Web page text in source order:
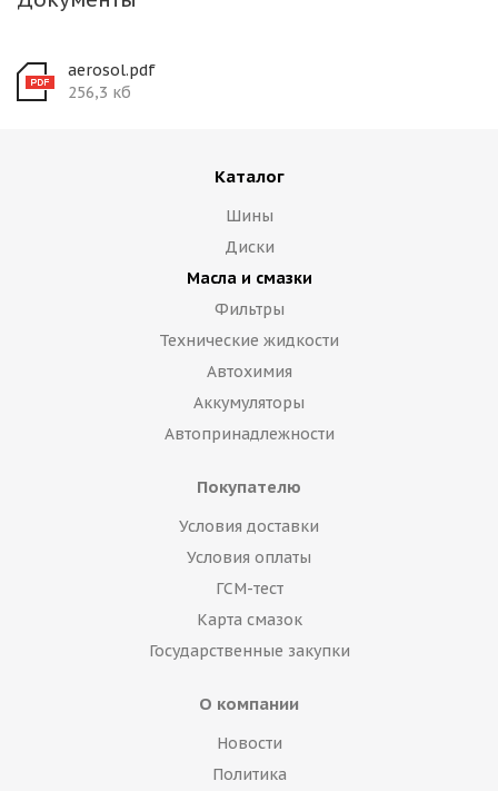
aerosol.pdf
256,3 кб
Каталог
Шины
Диски
Масла и смазки
Фильтры
Технические жидкости
Автохимия
Аккумуляторы
Автопринадлежности
Покупателю
Условия доставки
Условия оплаты
ГСМ-тест
Карта смазок
Государственные закупки
О компании
Новости
Политика